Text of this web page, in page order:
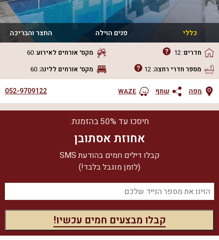
כללי פנים הוילה החצר והבריכה
חדרים:
12 מקס׳ אורחים לאירוע:
60
מספר חדרי רחצה:12 מקס׳ אורחים ללינה:
60
מפה שתף WAZE
052-9709122
חיסכו עד 50% בהזמנת:
אחוזת אסתובן
קבלו דילים חמים בהודעת SMS
(לזמן מוגבל בלבד!)